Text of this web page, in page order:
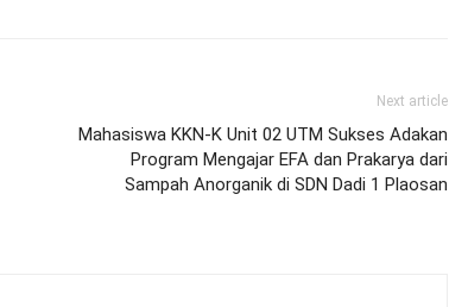
Next article
Mahasiswa KKN-K Unit 02 UTM Sukses Adakan
Program Mengajar EFA dan Prakarya dari
Sampah Anorganik di SDN Dadi 1 Plaosan